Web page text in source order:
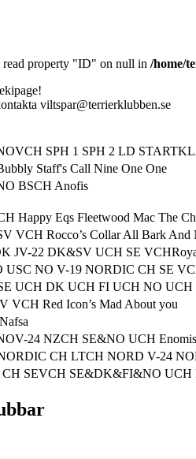
read property "ID" on null in /home/
viltspar@terrierklubben.se
SPH 1 SPH 2 LD
Staff's Call Nine One One
BSCH Anofis
Happy Eqs Fleetwood Mac The
VCH Rocco’s Collar All Bark And
JV-22 DK&SV UCH SE
USC NO V-19 NORDIC CH SE
UCH DK UCH FI UCH NO UCH
VCH Red Icon’s Mad About you
24 NZCH SE&NO UCH
CH LTCH NORD V-24
SEVCH SE&DK&FI&NO UCH